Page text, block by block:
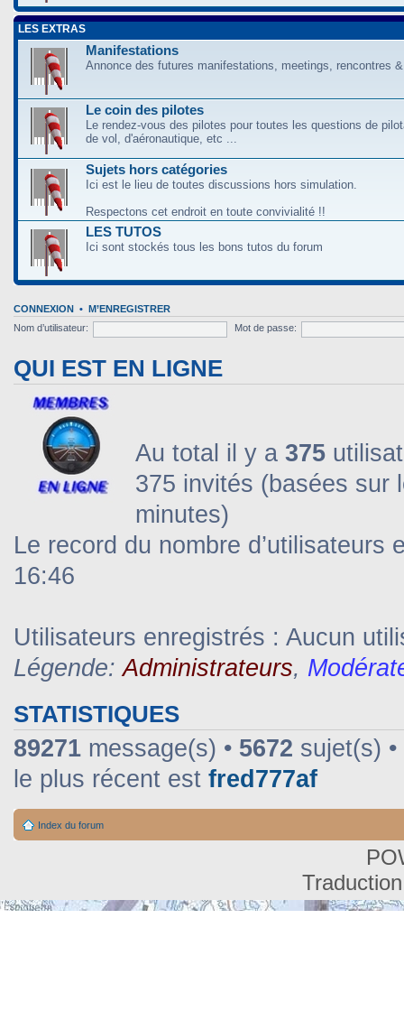
LES EXTRAS
Manifestations
Annonce des futures manifestations, meetings, rencontres
Le coin des pilotes
Le rendez-vous des pilotes pour toutes les questions de
de vol, d'aéronautique, etc ...
Sujets hors catégories
Ici est le lieu de toutes discussions hors simulation.
Respectons cet endroit en toute convivialité !!
LES TUTOS
Ici sont stockés tous les bons tutos du forum
CONNEXION • M’ENREGISTRER
Nom d’utilisateur:
Mot de passe:
QUI EST EN LIGNE
Au total il y a 375
375 invités (basées sur
minutes)
Le record du nombre d’utilisateurs
16:46
Utilisateurs enregistrés : Aucun
Légende:Administrateurs,
STATISTIQUES
89271 message(s) • 5672 sujet(s) •
le plus récent est fred777af
Index du forum